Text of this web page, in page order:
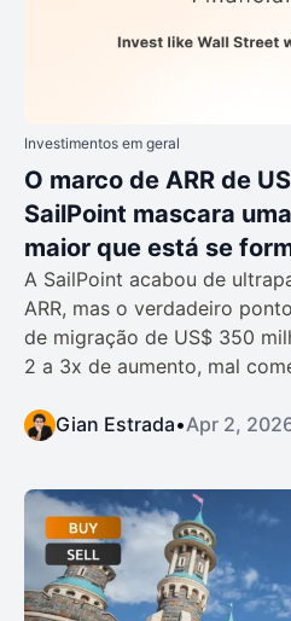
Investimentos em geral
O marco de ARR de
SailPoint mascara
maior que está se
A SailPoint acabou de
ARR, mas o verdadeiro
de migração de US$ 350
2 a 3x de aumento, mal
Gian Estrada•Apr 2,